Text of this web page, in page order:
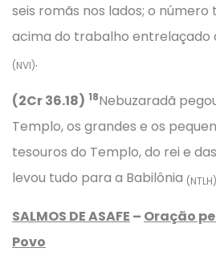
seis romãs nos lados; o
acima do trabalho entrelaçado
(NVI).
(2Cr 36.18) 18Nebuzaradã
Templo, os grandes e os
tesouros do Templo, do rei e
levou tudo para a Babilônia (NTLH)
SALMOS DE ASAFE – Oração
Povo